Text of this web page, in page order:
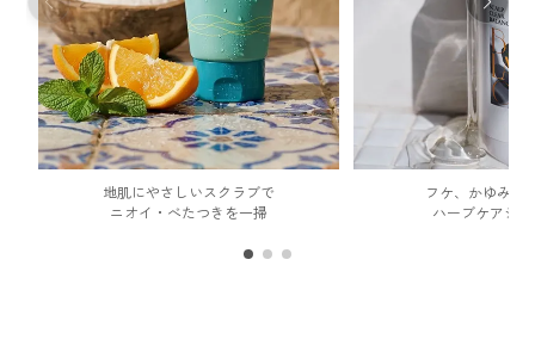
地肌にやさしいスクラブで
ニオイ・べたつきを一掃
フケ、かゆみを
ハーブケアシ